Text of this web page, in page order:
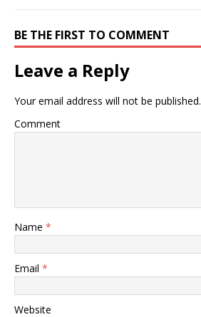
BE THE FIRST TO COMMENT
Leave a Reply
Your email address will not be published.
Comment
Name *
Email *
Website